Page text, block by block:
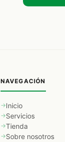
NAVEGACIÓN
Inicio
Servicios
Tienda
Sobre nosotros